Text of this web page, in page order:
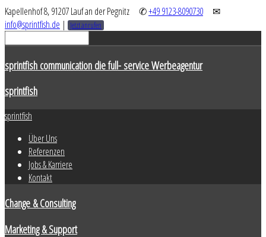
Kapellenhof 8, 91207 Lauf an der Pegnitz ✆+49 9123-8090730
✉
info@sprintfish.de | Jetzt anrufen
sprintfish communication die full- service Werbeagentur
sprintfish
sprintfish
Über Uns
Referenzen
Jobs & Karriere
Kontakt
Change & Consulting
Marketing & Support